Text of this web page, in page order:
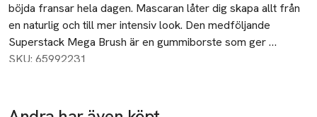
böjda fransar hela dagen. Mascaran låter dig skapa allt från
en naturlig och till mer intensiv look. Den medföljande
Superstack Mega Brush är en gummiborste som ger
omedelbar volym från första borstdraget och är idealisk för
mascara som förstorar både dina ögon och dina fransar.
SKU: 65992231